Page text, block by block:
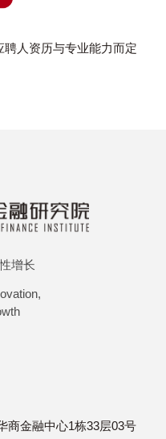
人资历与专业能力而定
增长
商金融中心1栋33层03号